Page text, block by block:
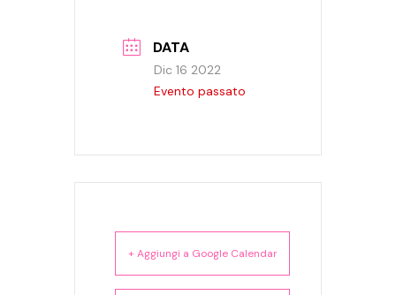
DATA
Dic 16 2022
Evento passato
+ Aggiungi a Google Calendar